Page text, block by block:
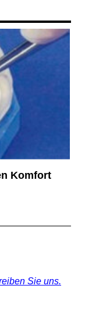
Komfort
Sie uns.